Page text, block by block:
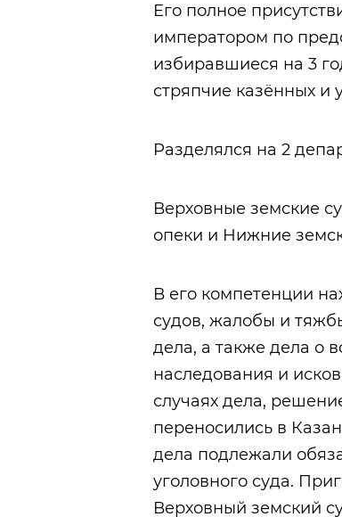
Его полное
императором по
избиравшиеся на 3
стряпчие казённых и
Разделялся на 2
Верховные земские
опеки и Нижние
В его компетенции
судов, жалобы и
дела, а также дела о
наследования и
случаях дела,
переносились в
дела подлежали
уголовного суда.
Верховный земский